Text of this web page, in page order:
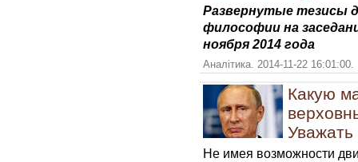
Развернутые тезисы
философии на
ноября 2014 года
Аналітика. 2014-11-22
Какую
Уважать
Не имея возможности